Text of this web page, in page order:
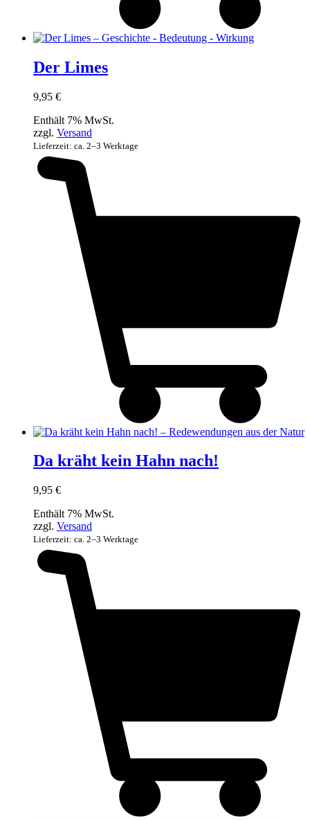
Der Limes
9,95 €
Enthält 7% MwSt.
zzgl. Versand
Lieferzeit: ca. 2–3 Werktage
Da kräht kein Hahn nach!
9,95 €
Enthält 7% MwSt.
zzgl. Versand
Lieferzeit: ca. 2–3 Werktage